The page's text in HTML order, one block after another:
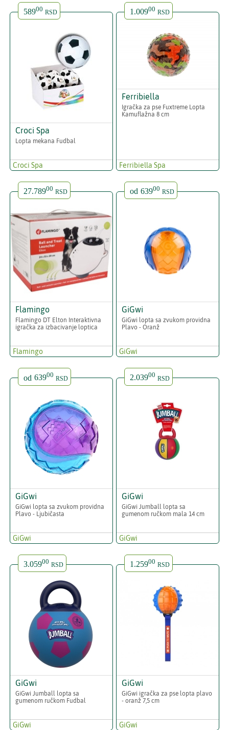
58900 RSD
Croci Spa
Lopta mekana Fudbal
Croci Spa
1.00900 RSD
Ferribiella
Igračka za pse Fuxtreme Lopta
Kamuflažna 8 cm
Ferribiella Spa
27.78900 RSD
Flamingo
Flamingo DT Elton Interaktivna
igračka za izbacivanje loptica
Flamingo
od 63900 RSD
GiGwi
GiGwi lopta sa zvukom providna
Plavo - Oranž
GiGwi
od 63900 RSD
GiGwi
GiGwi lopta sa zvukom providna
Plavo - Ljubičasta
GiGwi
2.03900 RSD
GiGwi
GiGwi Jumball lopta sa
gumenom ručkom mala 14 cm
GiGwi
3.05900 RSD
GiGwi
GiGwi Jumball lopta sa
gumenom ručkom Fudbal
GiGwi
1.25900 RSD
GiGwi
GiGwi igračka za pse lopta plavo
- oranž 7,5 cm
GiGwi